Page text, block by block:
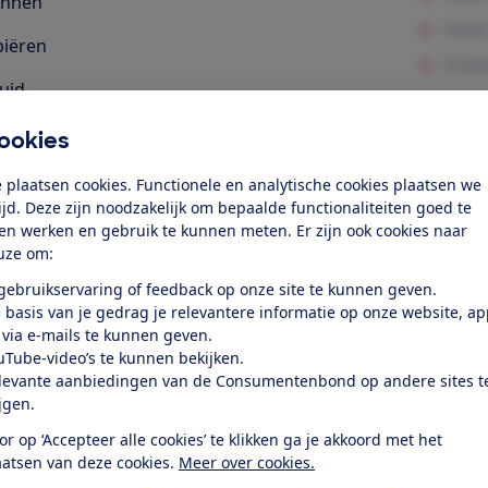
plaatsen cookies. Functionele en analytische cookies plaatsen we
Deze zijn noodzakelijk om bepaalde functionaliteiten goed te
werken en gebruik te kunnen meten. Er zijn ook cookies naar
om:
of feedback op onze site te kunnen geven.
basis van je gedrag je relevantere informatie op onze website,
e-mails te kunnen geven.
video’s te kunnen bekijken.
aanbiedingen van de Consumentenbond op andere sites
op ‘Accepteer alle cookies’ te klikken ga je akkoord met het
van deze cookies. Meer over cookies.
toegang tot deze test?
Word lid